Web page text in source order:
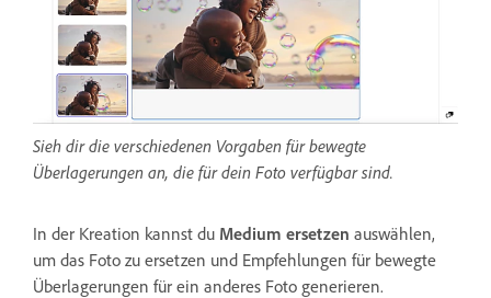
Sieh dir die verschiedenen Vorgaben für bewegte
Überlagerungen an, die für dein Foto verfügbar sind.
In der Kreation kannst du Medium ersetzen auswählen,
um das Foto zu ersetzen und Empfehlungen für bewegte
Überlagerungen für ein anderes Foto generieren.